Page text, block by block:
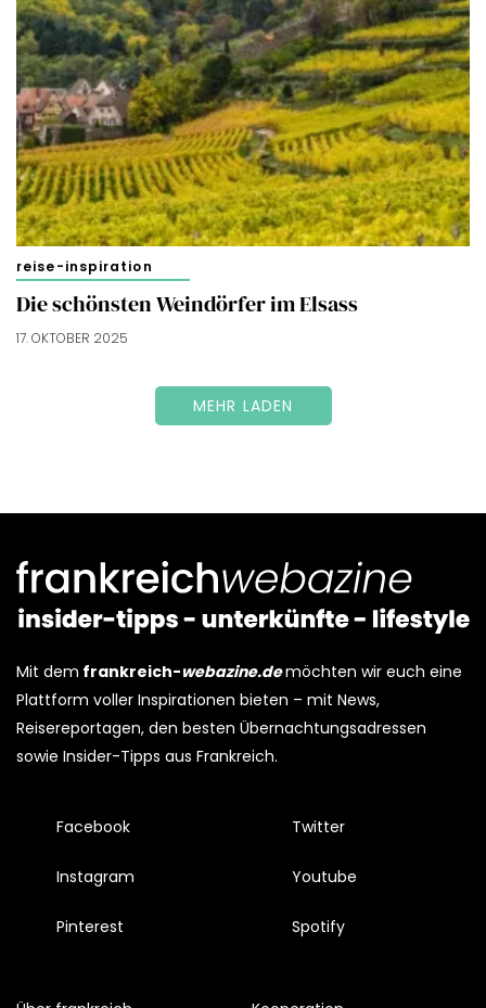
reise-inspiration
Die schönsten Weindörfer im Elsass
17. OKTOBER 2025
MEHR LADEN
Mit dem frankreich-webazine.demöchten wir euch eine
Plattform voller Inspirationen bieten – mit News,
Reisereportagen, den besten Übernachtungsadressen
sowie Insider-Tipps aus Frankreich.
Facebook
Instagram
Pinterest
Twitter
Youtube
Spotify